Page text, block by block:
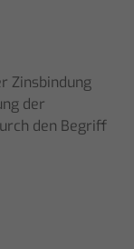
Zinsbindung
der
den Begriff